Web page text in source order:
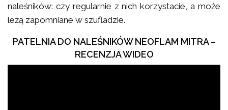
naleśników: czy regularnie z nich korzystacie, a może
leżą zapomniane w szufladzie.
PATELNIA DO NALEŚNIKÓW NEOFLAM MITRA –
RECENZJA WIDEO